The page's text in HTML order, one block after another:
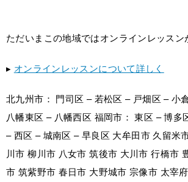
ただいまこの地域ではオンラインレッスン
▸ オンラインレッスンについて詳しく
北九州市： 門司区 – 若松区 – 戸畑区 – 小
八幡東区 – 八幡西区 福岡市： 東区 – 博多
– 西区 – 城南区 – 早良区 大牟田市 久留米
川市 柳川市 八女市 筑後市 大川市 行橋市
市 筑紫野市 春日市 大野城市 宗像市 太宰